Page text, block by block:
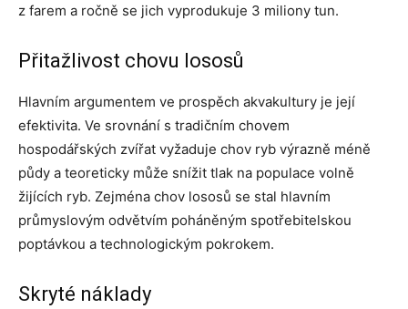
z farem a ročně se jich vyprodukuje 3 miliony tun.
Přitažlivost chovu lososů
Hlavním argumentem ve prospěch akvakultury je její
efektivita. Ve srovnání s tradičním chovem
hospodářských zvířat vyžaduje chov ryb výrazně méně
půdy a teoreticky může snížit tlak na populace volně
žijících ryb. Zejména chov lososů se stal hlavním
průmyslovým odvětvím poháněným spotřebitelskou
poptávkou a technologickým pokrokem.
Skryté náklady